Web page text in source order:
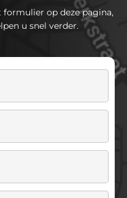
op deze pagina,
u snel verder.